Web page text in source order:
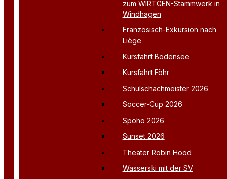
zum WIRTGEN-Stammwerk in
Windhagen
Französisch-Exkursion nach
Liège
Kursfahrt Bodensee
Kursfahrt Föhr
Schulschachmeister 2026
Soccer-Cup 2026
Spoho 2026
Sunset 2026
Theater Robin Hood
Wasserski mit der SV